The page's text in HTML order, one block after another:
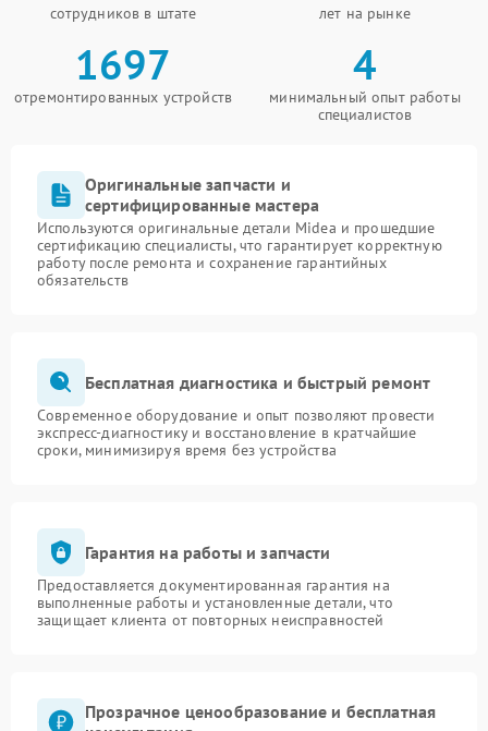
сотрудников в штате лет на рынке
1697
отремонтированных устройств
4
минимальный опыт работы
специалистов
Оригинальные запчасти и
сертифицированные мастера
Используются оригинальные детали Midea и прошедшие
сертификацию специалисты, что гарантирует корректную
работу после ремонта и сохранение гарантийных
обязательств
Бесплатная диагностика и быстрый ремонт
Современное оборудование и опыт позволяют провести
экспресс-диагностику и восстановление в кратчайшие
сроки, минимизируя время без устройства
Гарантия на работы и запчасти
Предоставляется документированная гарантия на
выполненные работы и установленные детали, что
защищает клиента от повторных неисправностей
Прозрачное ценообразование и бесплатная